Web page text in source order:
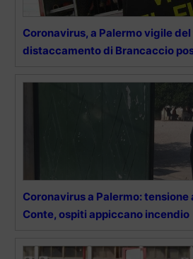
Coronavirus, a Palermo vigile
distaccamento di Brancaccio
Coronavirus a Palermo:
Conte, ospiti appiccano incendio